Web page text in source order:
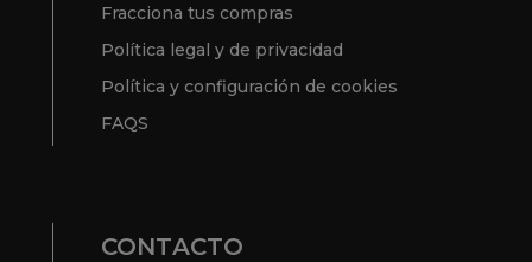
Fracciona tus compras
Política legal y de privacidad
Política y configuración de cookies
FAQS
CONTACTO